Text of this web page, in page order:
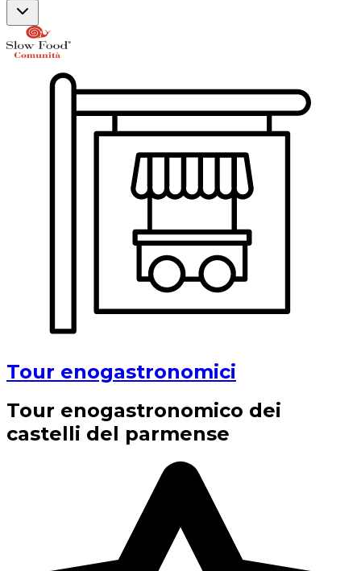
Tour enogastronomici
Tour enogastronomico dei
castelli del parmense